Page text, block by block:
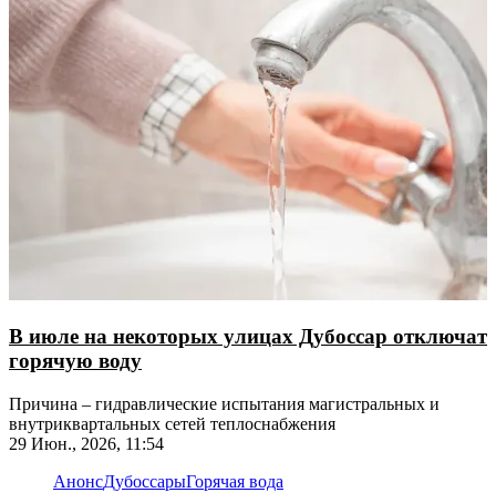
В июле на некоторых улицах Дубоссар отключат
горячую воду
Причина – гидравлические испытания магистральных и
внутриквартальных сетей теплоснабжения
29 Июн., 2026, 11:54
АнонсДубоссарыГорячая вода